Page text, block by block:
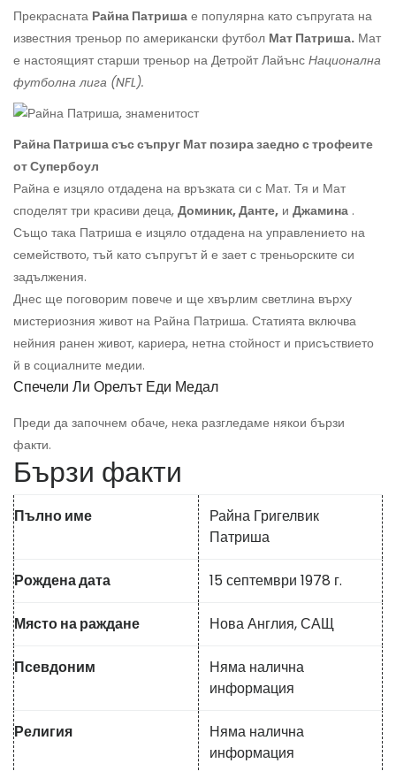
Прекрасната Райна Патриша е популярна като съпругата на
известния треньор по американски футбол Мат Патриша. Мат
е настоящият старши треньор на Детройт Лайънс Национална
футболна лига (NFL).
Райна Патриша със съпруг Мат позира заедно с трофеите
от Супербоул
Райна е изцяло отдадена на връзката си с Мат. Тя и Мат
споделят три красиви деца, Доминик, Данте, и Джамина .
Също така Патриша е изцяло отдадена на управлението на
семейството, тъй като съпругът й е зает с треньорските си
задължения.
Днес ще поговорим повече и ще хвърлим светлина върху
мистериозния живот на Райна Патриша. Статията включва
нейния ранен живот, кариера, нетна стойност и присъствието
й в социалните медии.
Спечели Ли Орелът Еди Медал
Преди да започнем обаче, нека разгледаме някои бързи
факти.
Бързи факти
Пълно име
Райна Григелвик
Патриша
Рождена дата 15 септември 1978 г.
Място на раждане Нова Англия, САЩ
Псевдоним
Няма налична
информация
Религия
Няма налична
информация